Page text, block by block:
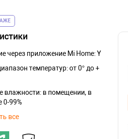
через приложение Mi Home: Y
температур: от 0° до +
влажности: в помещении, в
0-99%
все